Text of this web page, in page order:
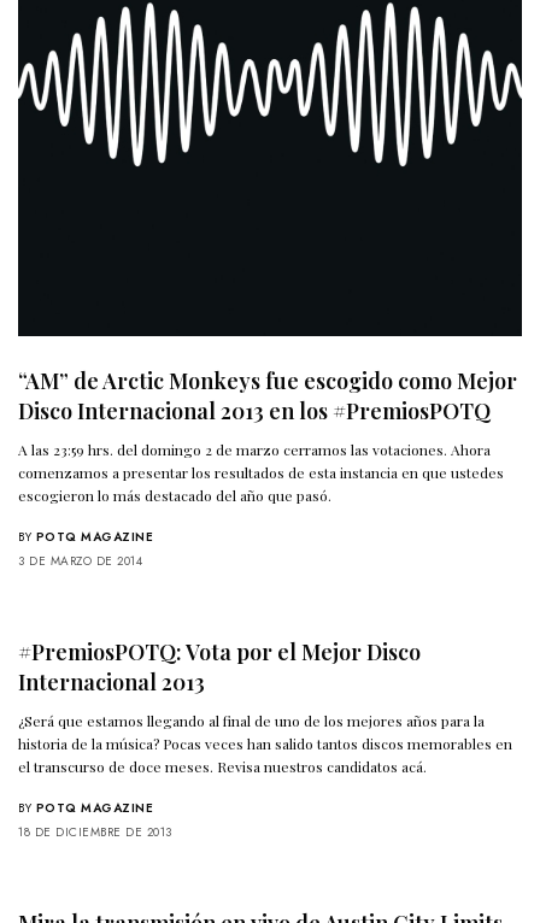
“AM” de Arctic Monkeys fue escogido como Mejor
Disco Internacional 2013 en los #PremiosPOTQ
A las 23:59 hrs. del domingo 2 de marzo cerramos las votaciones. Ahora
comenzamos a presentar los resultados de esta instancia en que ustedes
escogieron lo más destacado del año que pasó.
BY POTQ MAGAZINE
3 DE MARZO DE 2014
#PremiosPOTQ: Vota por el Mejor Disco
Internacional 2013
¿Será que estamos llegando al final de uno de los mejores años para la
historia de la música? Pocas veces han salido tantos discos memorables en
el transcurso de doce meses. Revisa nuestros candidatos acá.
BY POTQ MAGAZINE
18 DE DICIEMBRE DE 2013